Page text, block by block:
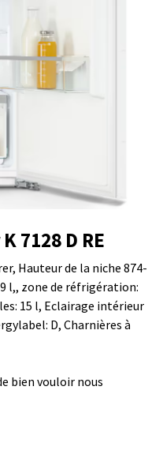
7128 D RE
Hauteur de la niche 874-
l,, zone de réfrigération:
15 l, Eclairage intérieur
D, Charnières à
bien vouloir nous